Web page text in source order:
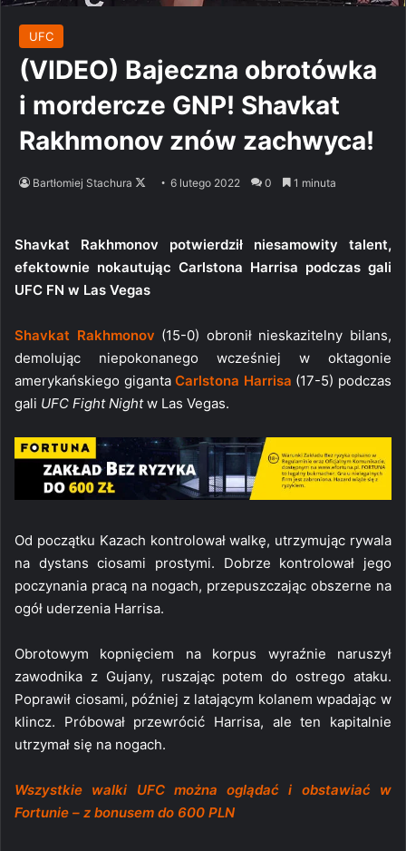
UFC
(VIDEO) Bajeczna obrotówka
i mordercze GNP! Shavkat
Rakhmonov znów zachwyca!
Bartłomiej Stachura
Follow6 lutego 2022 0 1 minuta
Shavkat Rakhmonov potwierdził niesamowity talent,
efektownie nokautując Carlstona Harrisa podczas gali
UFC FN w Las Vegas
Shavkat Rakhmonov (15-0) obronił nieskazitelny bilans,
demolując niepokonanego wcześniej w oktagonie
amerykańskiego gigantaCarlstona Harrisa (17-5) podczas
gali UFC Fight Nightw Las Vegas.
Od początku Kazach kontrolował walkę, utrzymując rywala
na dystans ciosami prostymi. Dobrze kontrolował jego
poczynania pracą na nogach, przepuszczając obszerne na
ogół uderzenia Harrisa.
Obrotowym kopnięciem na korpus wyraźnie naruszył
zawodnika z Gujany, ruszając potem do ostrego ataku.
Poprawił ciosami, później z latającym kolanem wpadając w
klincz. Próbował przewrócić Harrisa, ale ten kapitalnie
utrzymał się na nogach.
Wszystkie walki UFC można oglądać i obstawiać w
Fortunie – z bonusem do 600 PLN